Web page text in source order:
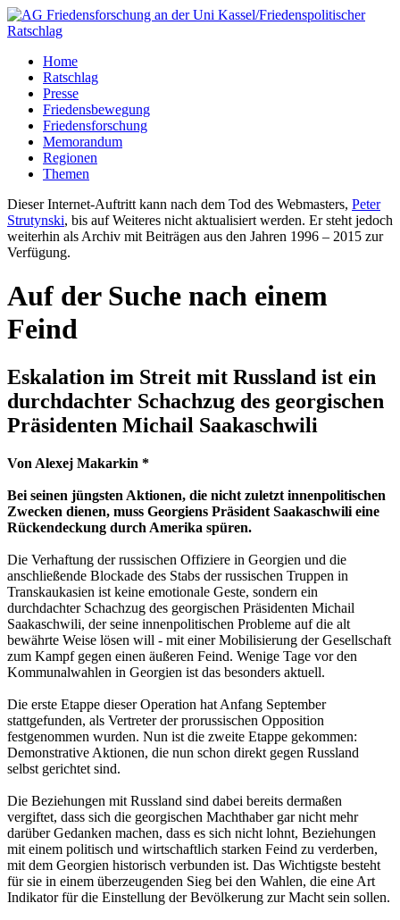
Home
Ratschlag
Presse
Friedensbewegung
Friedensforschung
Memorandum
Regionen
Themen
Dieser Internet-Auftritt kann nach dem Tod des Webmasters, Peter
Strutynski, bis auf Weiteres nicht aktualisiert werden. Er steht jedoch
weiterhin als Archiv mit Beiträgen aus den Jahren 1996 – 2015 zur
Verfügung.
Auf der Suche nach einem
Feind
Eskalation im Streit mit Russland ist ein
durchdachter Schachzug des georgischen
Präsidenten Michail Saakaschwili
Von Alexej Makarkin *
Bei seinen jüngsten Aktionen, die nicht zuletzt innenpolitischen
Zwecken dienen, muss Georgiens Präsident Saakaschwili eine
Rückendeckung durch Amerika spüren.
Die Verhaftung der russischen Offiziere in Georgien und die
anschließende Blockade des Stabs der russischen Truppen in
Transkaukasien ist keine emotionale Geste, sondern ein
durchdachter Schachzug des georgischen Präsidenten Michail
Saakaschwili, der seine innenpolitischen Probleme auf die alt
bewährte Weise lösen will - mit einer Mobilisierung der Gesellschaft
zum Kampf gegen einen äußeren Feind. Wenige Tage vor den
Kommunalwahlen in Georgien ist das besonders aktuell.
Die erste Etappe dieser Operation hat Anfang September
stattgefunden, als Vertreter der prorussischen Opposition
festgenommen wurden. Nun ist die zweite Etappe gekommen:
Demonstrative Aktionen, die nun schon direkt gegen Russland
selbst gerichtet sind.
Die Beziehungen mit Russland sind dabei bereits dermaßen
vergiftet, dass sich die georgischen Machthaber gar nicht mehr
darüber Gedanken machen, dass es sich nicht lohnt, Beziehungen
mit einem politisch und wirtschaftlich starken Feind zu verderben,
mit dem Georgien historisch verbunden ist. Das Wichtigste besteht
für sie in einem überzeugenden Sieg bei den Wahlen, die eine Art
Indikator für die Einstellung der Bevölkerung zur Macht sein sollen.